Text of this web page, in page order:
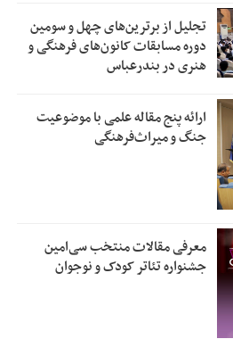
تجلیل از بر‌ترین‌های چهل و سومین
دوره مسابقات کانون‌های فرهنگی و
هنری در بندرعباس
ارائه پنج مقاله علمی با موضوعیت
جنگ و میراث‌فرهنگی
معرفی مقالات منتخب سی‌امین
جشنواره تئاتر کودک و نوجوان